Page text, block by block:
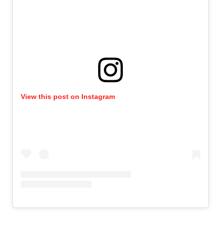
View this post on Instagram